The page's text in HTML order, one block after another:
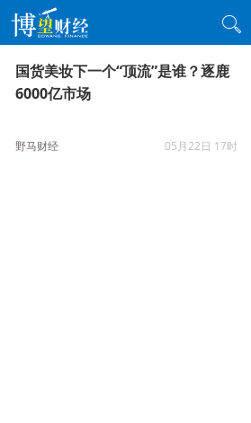
国货美妆下一个“顶流”是谁？逐鹿
6000亿市场
野马财经 05月22日 17时